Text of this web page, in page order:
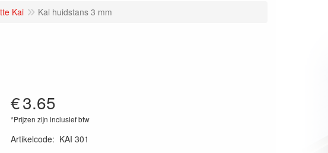
Kai Kai huidstans 3 mm
€3.65
*Prijzen zijn inclusief btw
Artikelcode: KAI 301